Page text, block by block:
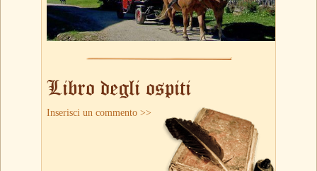
Libro degli ospiti
Inserisci un commento >>